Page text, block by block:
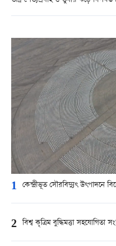
1 কেন্দ্রীভূত সৌরবিদ্যুৎ উৎপাদনে
2 বিশ্ব কৃত্রিম বুদ্ধিমত্তা সহযোগিতা